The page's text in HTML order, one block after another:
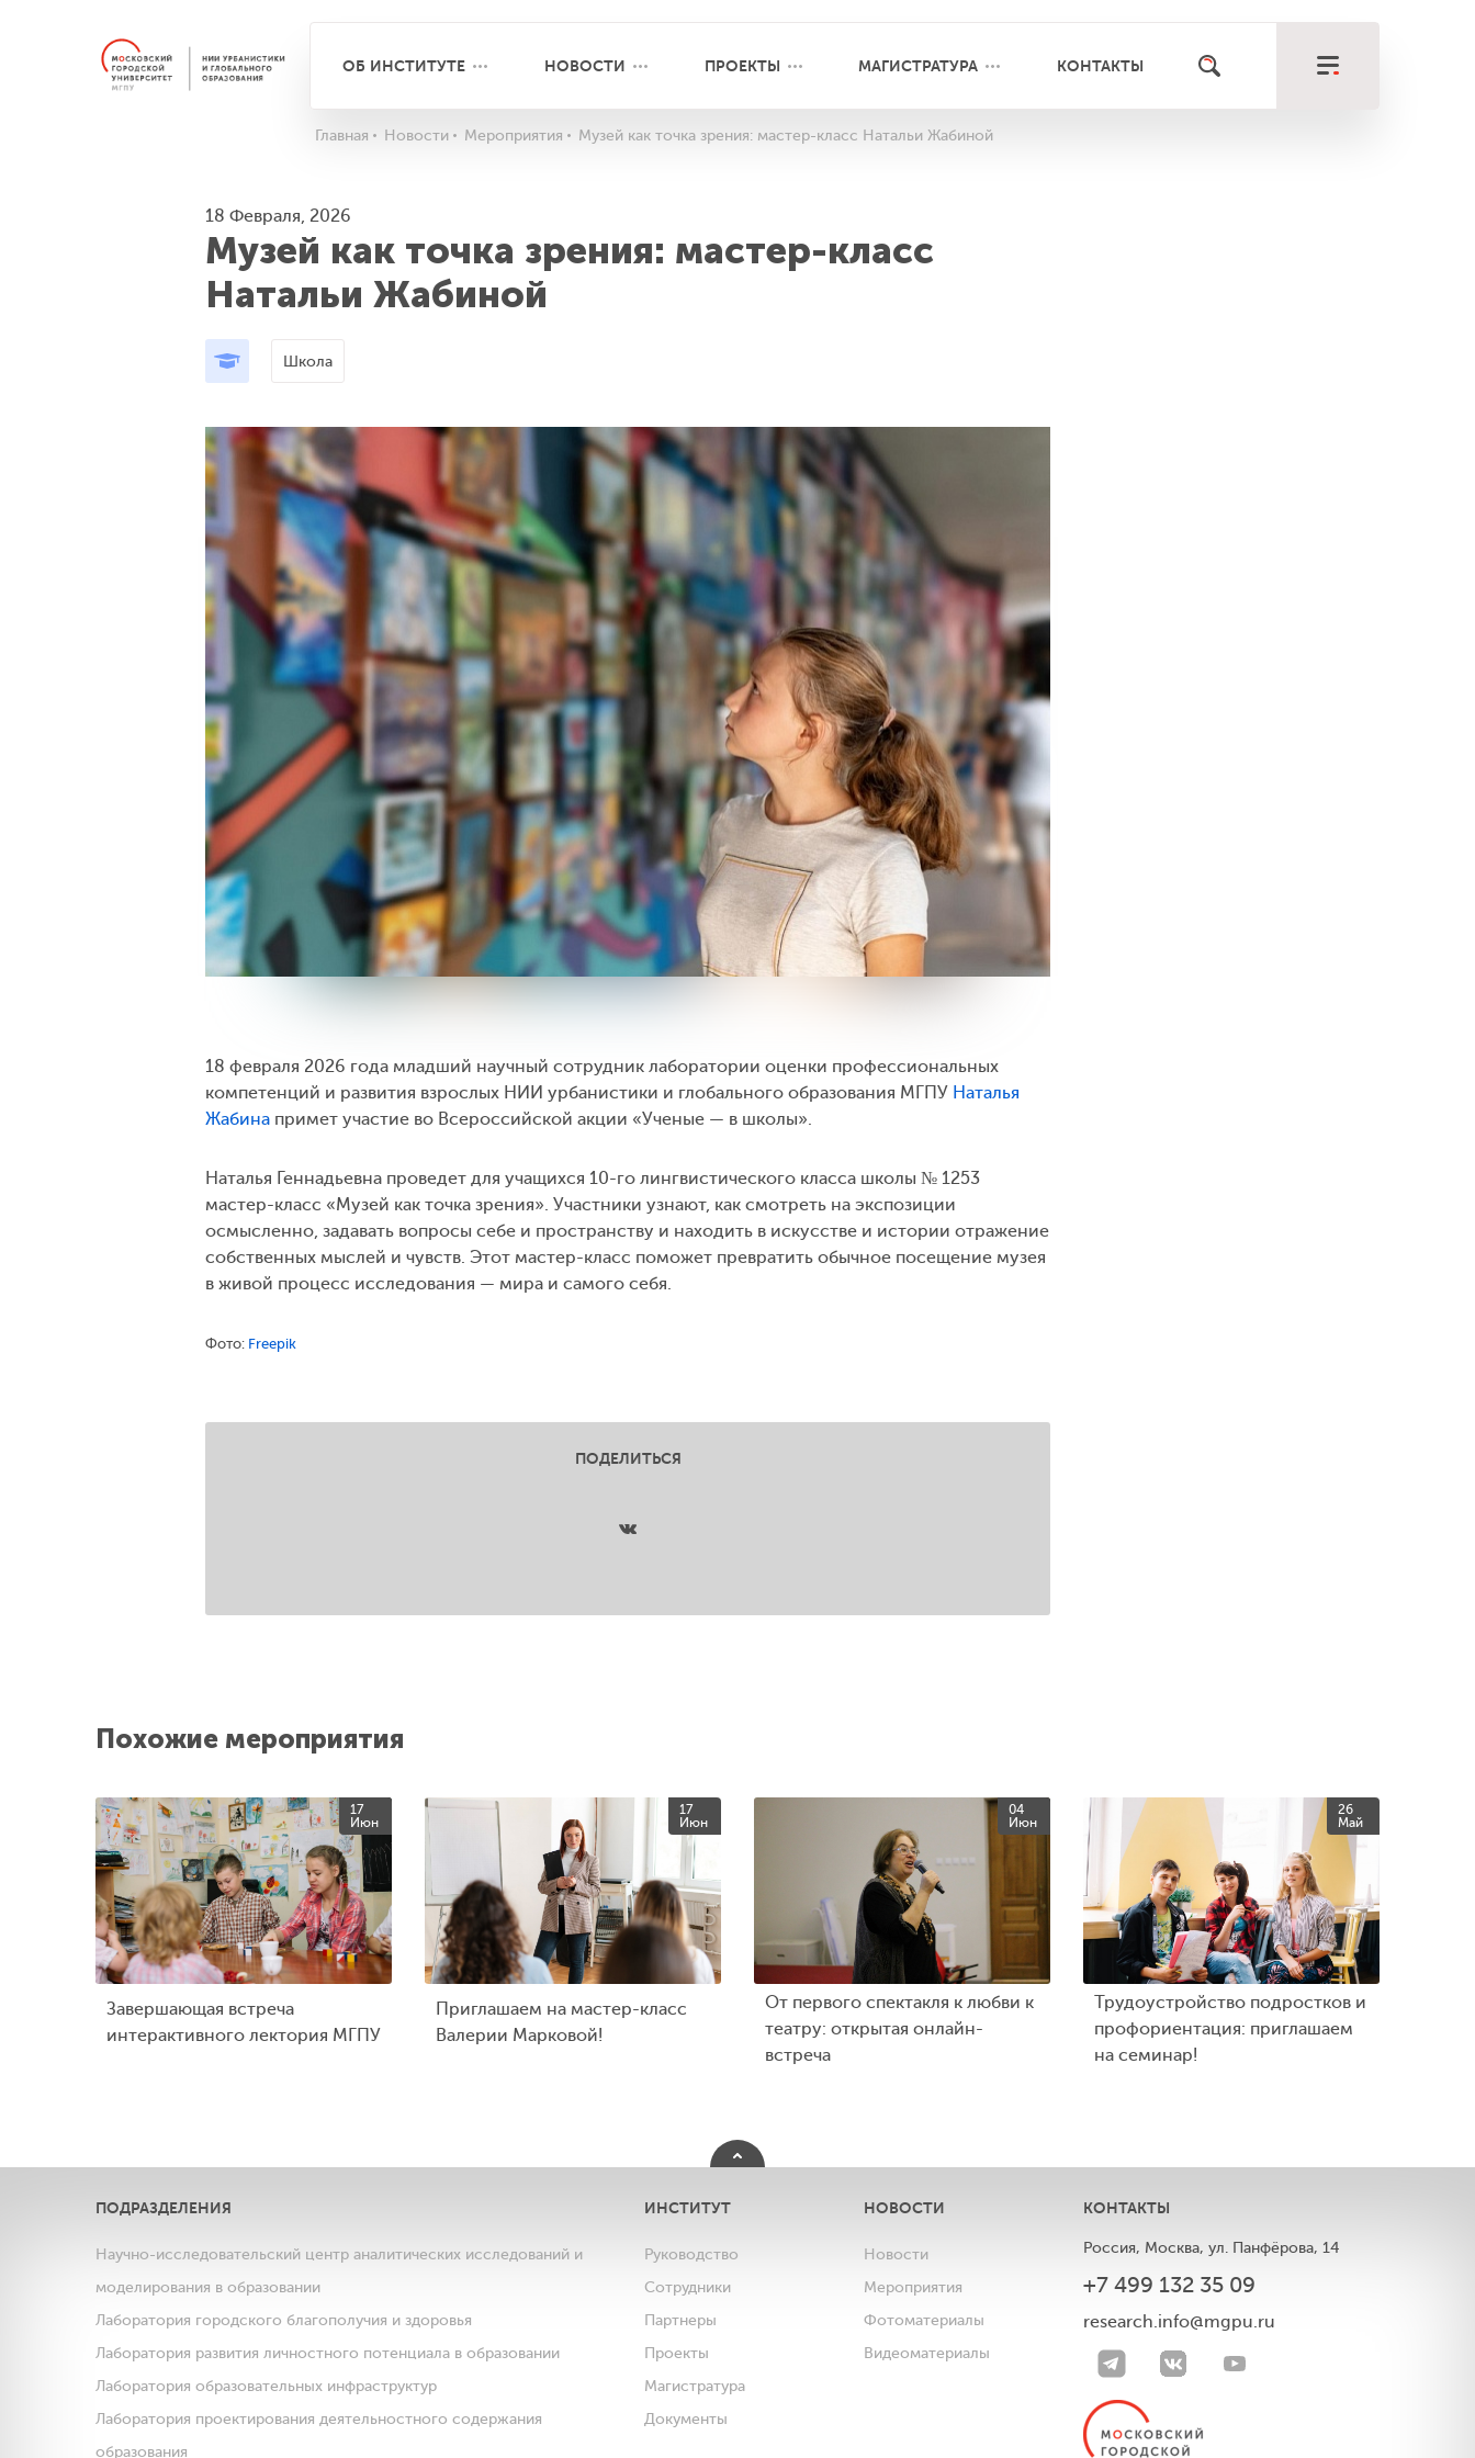
ОБ ИНСТИТУТЕ НОВОСТИ ПРОЕКТЫ МАГИСТРАТУРА КОНТАКТЫ
Главная Новости Мероприятия Музей как точка зрения: мастер-класс Натальи Жабиной
18 Февраля, 2026
Музей как точка зрения: мастер-класс
Натальи Жабиной
Школа
18 февраля 2026 года младший научный сотрудник лаборатории оценки профессиональных
компетенций и развития взрослых НИИ урбанистики и глобального образования МГПУ Наталья
Жабина примет участие во Всероссийской акции «Ученые — в школы».
Наталья Геннадьевна проведет для учащихся 10-го лингвистического класса школы № 1253
мастер-класс «Музей как точка зрения». Участники узнают, как смотреть на экспозиции
осмысленно, задавать вопросы себе и пространству и находить в искусстве и истории отражение
собственных мыслей и чувств. Этот мастер-класс поможет превратить обычное посещение музея
в живой процесс исследования — мира и самого себя.
Фото: Freepik
ПОДЕЛИТЬСЯ
Похожие мероприятия
17
Июн
Завершающая встреча
интерактивного лектория МГПУ
17
Июн
Приглашаем на мастер-класс
Валерии Марковой!
04
Июн
От первого спектакля к любви к
театру: открытая онлайн-
встреча
26
Май
Трудоустройство подростков и
профориентация: приглашаем
на семинар!
ПОДРАЗДЕЛЕНИЯ
Научно-исследовательский центр аналитических исследований и
моделирования в образовании
Лаборатория городского благополучия и здоровья
Лаборатория развития личностного потенциала в образовании
Лаборатория образовательных инфраструктур
Лаборатория проектирования деятельностного содержания
образования
ИНСТИТУТ
Руководство
Сотрудники
Партнеры
Проекты
Магистратура
Документы
НОВОСТИ
Новости
Мероприятия
Фотоматериалы
Видеоматериалы
КОНТАКТЫ
Россия, Москва, ул. Панфёрова, 14
+7 499 132 35 09
research.info@mgpu.ru